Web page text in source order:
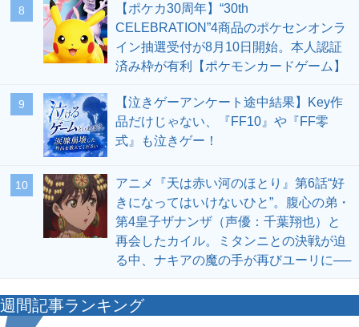
8
【ポケカ30周年】“30th
CELEBRATION”4商品のポケセンオンラ
イン抽選受付が8月10日開始。本人認証
済み枠が有利【ポケモンカードゲーム】
9
【泣きゲーアンケート途中結果】Key作
品だけじゃない、『FF10』や『FF零
式』も泣きゲー！
10
アニメ『天は赤い河のほとり』第6話“好
きになってはいけないひと”。腹心の弟・
第4皇子ザナンザ（声優：千葉翔也）と
再会したカイル。ミタンニとの決戦が迫
る中、ナキアの魔の手が再びユーリに──
週間記事ランキング